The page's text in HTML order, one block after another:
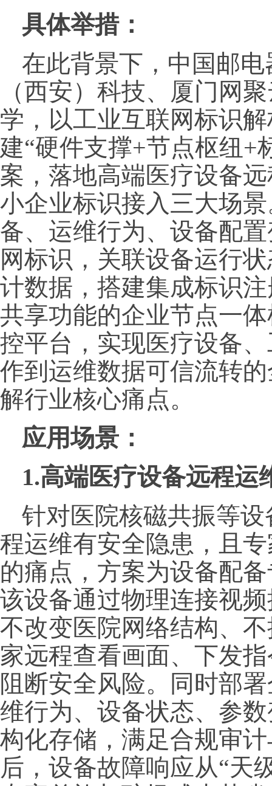
具体举措：
在此背景下，中国邮
（西安）科技、厦门网
学，以工业互联网标识
建“硬件支撑+节点枢纽+
案，落地高端医疗设备
小企业标识接入三大场
备、运维行为、设备配
网标识，关联设备运行
计数据，搭建集成标识
共享功能的企业节点一
控平台，实现医疗设备
作到运维数据可信流转
解行业核心痛点。
应用场景 ：
1.高端医疗设备远程运
针对医院核磁共振等
程运维有安全隐患，且
的痛点，方案为设备配
该设备通过物理连接视
不改变医院网络结构、
家远程查看画面、下发
阻断安全风险。同时部
维行为、设备状态、参
构化存储，满足合规审
后，设备故障响应从“天